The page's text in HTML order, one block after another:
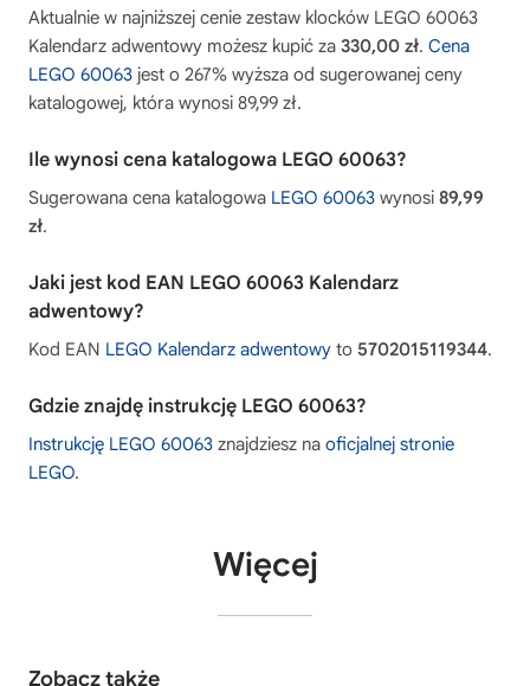
Aktualnie w najniższej cenie zestaw klocków LEGO 60063
Kalendarz adwentowy możesz kupić za 330,00 zł. Cena
LEGO 60063 jest o 267% wyższa od sugerowanej ceny
katalogowej, która wynosi 89,99 zł.
Ile wynosi cena katalogowa LEGO 60063?
Sugerowana cena katalogowa LEGO 60063 wynosi 89,99
zł.
Jaki jest kod EAN LEGO 60063 Kalendarz
adwentowy?
Kod EAN LEGO Kalendarz adwentowy to 5702015119344.
Gdzie znajdę instrukcję LEGO 60063?
Instrukcję LEGO 60063 znajdziesz na oficjalnej stronie
LEGO.
Więcej
Zobacz także